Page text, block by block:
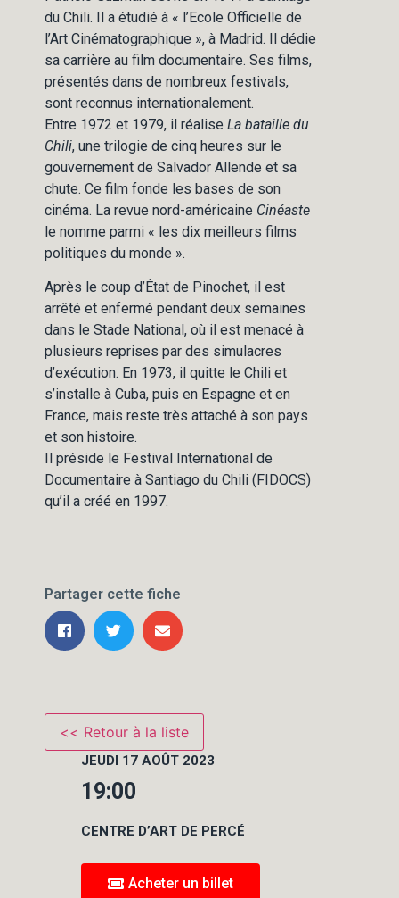
du Chili. Il a étudié à « l’Ecole Officielle de
l’Art Cinématographique », à Madrid. Il dédie
sa carrière au film documentaire. Ses films,
présentés dans de nombreux festivals,
sont reconnus internationalement.
Entre 1972 et 1979, il réalise La bataille du
Chili, une trilogie de cinq heures sur le
gouvernement de Salvador Allende et sa
chute. Ce film fonde les bases de son
cinéma. La revue nord-américaine Cinéaste
le nomme parmi « les dix meilleurs films
politiques du monde ».
Après le coup d’État de Pinochet, il est
arrêté et enfermé pendant deux semaines
dans le Stade National, où il est menacé à
plusieurs reprises par des simulacres
d’exécution. En 1973, il quitte le Chili et
s’installe à Cuba, puis en Espagne et en
France, mais reste très attaché à son pays
et son histoire.
Il préside le Festival International de
Documentaire à Santiago du Chili (FIDOCS)
qu’il a créé en 1997.
Partager cette fiche
JEUDI 17 AOÛT 2023
19:00
CENTRE D’ART DE PERCÉ
Acheter un billet